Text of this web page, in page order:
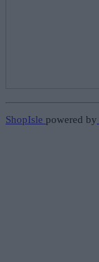
ShopIsle powered by